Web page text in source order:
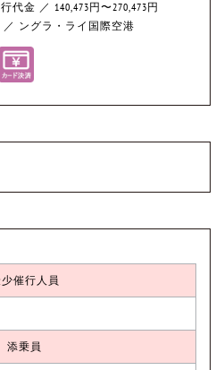
代金 ／ 140,473円〜270,473円
／ ングラ・ライ国際空港
催行人員
添乗員